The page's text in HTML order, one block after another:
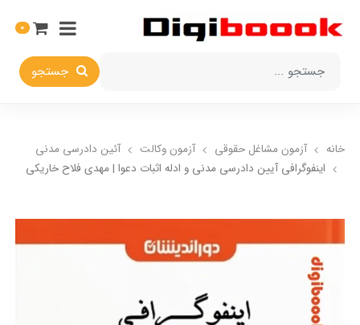
جستجو
0
خانه آزمون مشاغل حقوقی آزمون وکالت
آئین دادرسی مدنی
اینفوگرافی آیین دادرسی مدنی و ادله اثبات دعوا | مهدی فلاح خاریکی